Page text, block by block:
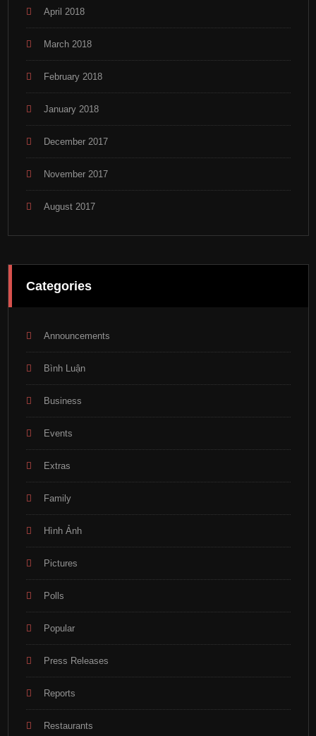
April 2018
March 2018
February 2018
January 2018
December 2017
November 2017
August 2017
Categories
Announcements
Bình Luận
Business
Events
Extras
Family
Hình Ảnh
Pictures
Polls
Popular
Press Releases
Reports
Restaurants